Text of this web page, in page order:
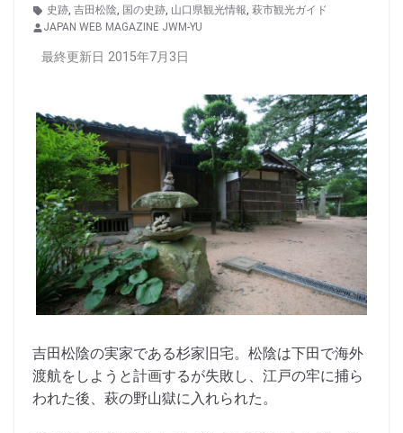
史跡, 吉田松陰, 国の史跡, 山口県観光情報, 萩市観光ガイド
JAPAN WEB MAGAZINE JWM-YU
最終更新日 2015年7月3日
吉田松陰の実家である杉家旧宅。松陰は下田で海外
渡航をしようと計画するが失敗し、江戸の牢に捕ら
われた後、萩の野山獄に入れられた。